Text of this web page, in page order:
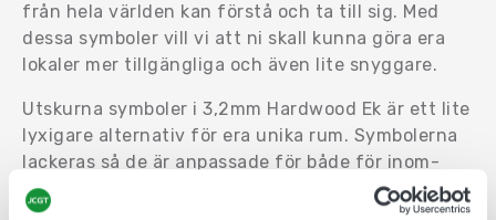
från hela världen kan förstå och ta till sig. Med
dessa symboler vill vi att ni skall kunna göra era
lokaler mer tillgängliga och även lite snyggare.
Utskurna symboler i 3,2mm Hardwood Ek är ett lite
lyxigare alternativ för era unika rum. Symbolerna
lackeras så de är anpassade för både för inom-
och utomhusbruk.